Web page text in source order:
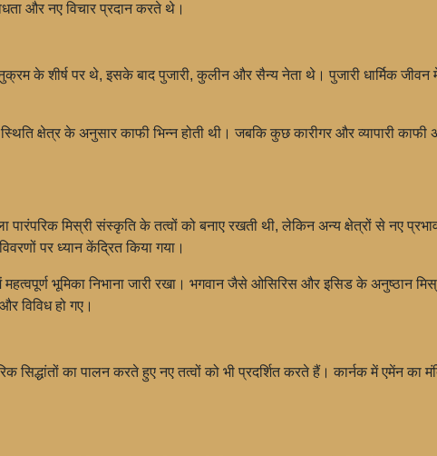
और नए विचार प्रदान करते थे।
के शीर्ष पर थे, इसके बाद पुजारी, कुलीन और सैन्य नेता थे। पुजारी धार्मिक जीवन में
क्षेत्र के अनुसार काफी भिन्न होती थी। जबकि कुछ कारीगर और व्यापारी काफी
मिस्री संस्कृति के तत्वों को बनाए रखती थी, लेकिन अन्य क्षेत्रों से नए
पर ध्यान केंद्रित किया गया।
भूमिका निभाना जारी रखा। भगवान जैसे ओसिरिस और इसिड के अनुष्ठान
विविध हो गए।
सिद्धांतों का पालन करते हुए नए तत्वों को भी प्रदर्शित करते हैं। कार्नक में एमेंन का